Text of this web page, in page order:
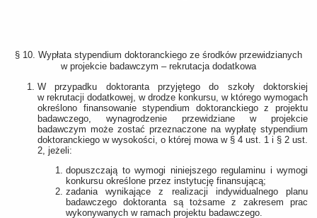
§ 10. Wypłata stypendium doktoranckiego ze środków przewidzianych
w projekcie badawczym – rekrutacja dodatkowa
W przypadku doktoranta przyjętego do szkoły doktorskiej
w rekrutacji dodatkowej, w drodze konkursu, w którego wymogach
określono finansowanie stypendium doktoranckiego z projektu
badawczego, wynagrodzenie przewidziane w projekcie
badawczym może zostać przeznaczone na wypłatę stypendium
doktoranckiego w wysokości, o której mowa w § 4 ust. 1 i § 2 ust.
2, jeżeli:
dopuszczają to wymogi niniejszego regulaminu i wymogi
konkursu określone przez instytucję finansującą;
zadania wynikające z realizacji indywidualnego planu
badawczego doktoranta są tożsame z zakresem prac
wykonywanych w ramach projektu badawczego.